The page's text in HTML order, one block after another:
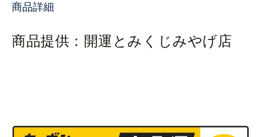
商品詳細
商品提供：開運とみくじみやげ店